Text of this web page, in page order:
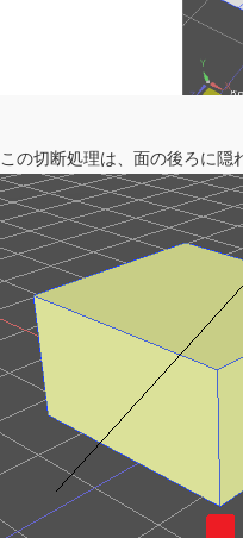
この切断処理は、面の後ろに隠